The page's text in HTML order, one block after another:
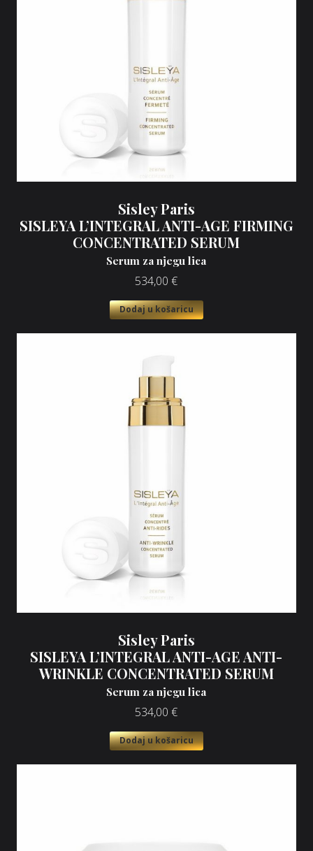
Sisley Paris
SISLEYA L’INTEGRAL ANTI-AGE FIRMING
CONCENTRATED SERUM
Serum za njegu lica
534,00 €
Dodaj u košaricu
Sisley Paris
SISLEYA L’INTEGRAL ANTI-AGE ANTI-
WRINKLE CONCENTRATED SERUM
Serum za njegu lica
534,00 €
Dodaj u košaricu